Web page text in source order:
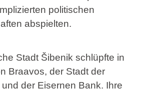
politischen
abspielten.
Stadt Šibenik schlüpfte in
Braavos, der Stadt der
der Eisernen Bank. Ihre